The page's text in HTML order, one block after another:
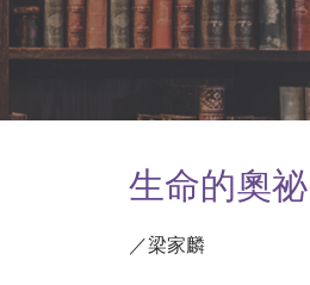
生命的奧祕
／梁家麟